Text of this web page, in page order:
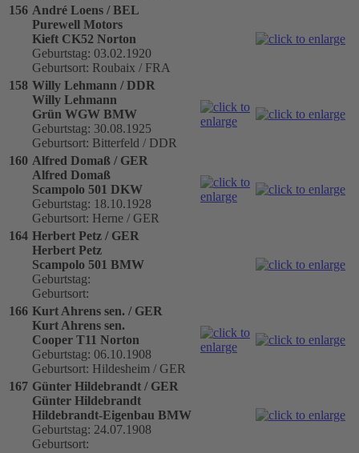
156 André Loens / BEL
Purewell Motors
Kieft CK52 Norton
Geburtstag: 03.02.1920
Geburtsort: Roubaix / FRA
158 Willy Lehmann / DDR
Willy Lehmann
Grün WGW BMW
Geburtstag: 30.08.1925
Geburtsort: Bitterfeld / DDR
160 Alfred Domaß / GER
Alfred Domaß
Scampolo 501 DKW
Geburtstag: 18.10.1928
Geburtsort: Herne / GER
164 Herbert Petz / GER
Herbert Petz
Scampolo 501 BMW
Geburtstag:
Geburtsort:
166 Kurt Ahrens sen. / GER
Kurt Ahrens sen.
Cooper T11 Norton
Geburtstag: 06.10.1908
Geburtsort: Hildesheim / GER
167 Günter Hildebrandt / GER
Günter Hildebrandt
Hildebrandt-Eigenbau BMW
Geburtstag: 24.07.1908
Geburtsort: